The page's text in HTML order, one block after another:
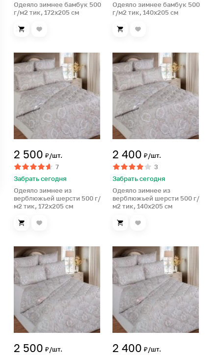
Одеяло зимнее бамбук 500
г/м2 тик, 172х205 см
Одеяло зимнее бамбук 500
г/м2 тик, 140х205 см
2 500 ₽/шт.
7
Забрать сегодня
Одеяло зимнее из
верблюжьей шерсти 500 г/
м2 тик, 172х205 см
2 400 ₽/шт.
3
Забрать сегодня
Одеяло зимнее из
верблюжьей шерсти 500 г/
м2 тик, 140х205 см
2 500 ₽/шт.
2 400 ₽/шт.